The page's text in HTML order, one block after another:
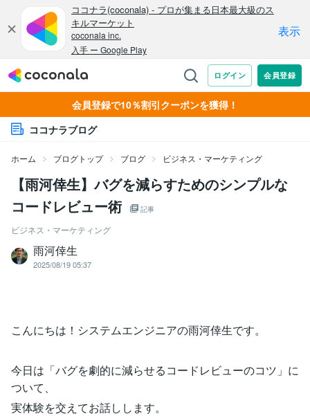
会員登録で10％割引クーポンを獲得！
ココナラブログ
ホーム ブログトップ ブログ ビジネス・マーケティング
【雨河倖生】バグを減らすためのシンプルな
コードレビュー術
記事
ビジネス・マーケティング
雨河倖生
2025/08/19 05:37
こんにちは！システムエンジニアの雨河倖生です。
今日は「バグを劇的に減らせるコードレビューのコツ」に
ついて、
実体験を交えてお話しします。